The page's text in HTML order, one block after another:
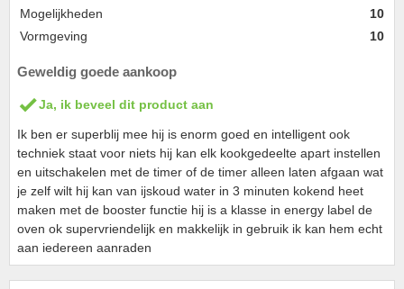
Mogelijkheden
10
Vormgeving
10
Geweldig goede aankoop
Ja, ik beveel dit product aan
Ik ben er superblij mee hij is enorm goed en intelligent ook
techniek staat voor niets hij kan elk kookgedeelte apart instellen
en uitschakelen met de timer of de timer alleen laten afgaan wat
je zelf wilt hij kan van ijskoud water in 3 minuten kokend heet
maken met de booster functie hij is a klasse in energy label de
oven ok supervriendelijk en makkelijk in gebruik ik kan hem echt
aan iedereen aanraden